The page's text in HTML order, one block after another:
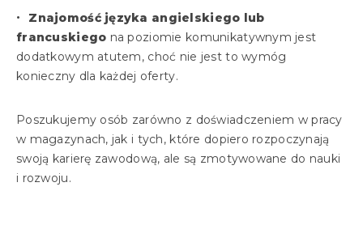
Znajomość języka angielskiego lub
francuskiego na poziomie komunikatywnym jest
dodatkowym atutem, choć nie jest to wymóg
konieczny dla każdej oferty.
Poszukujemy osób zarówno z doświadczeniem w pracy
w magazynach, jak i tych, które dopiero rozpoczynają
swoją karierę zawodową, ale są zmotywowane do nauki
i rozwoju.